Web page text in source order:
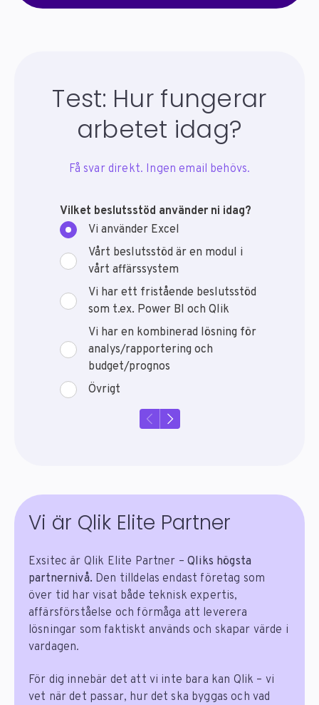
Test: Hur fungerar
arbetet idag?
Få svar direkt. Ingen email behövs.
Vi är Qlik Elite Partner
Exsitec är Qlik Elite Partner –Qliks högsta
partnernivå. Den tilldelas endast företag som
över tid har visat både teknisk expertis,
affärsförståelse och förmåga att leverera
lösningar som faktiskt används och skapar värde i
vardagen.
För dig innebär det att vi inte bara kan Qlik – vi
vet när det passar, hur det ska byggas och vad